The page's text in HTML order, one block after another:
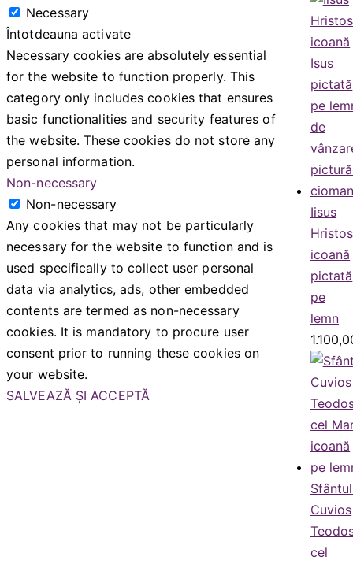
Iisus
Hristos
icoană
pictată
pe
lemn
Cuvios
cel
Necessary
Întotdeauna activate
Necessary cookies are absolutely essential
for the website to function properly. This
category only includes cookies that ensures
basic functionalities and security features of
the website. These cookies do not store any
personal information.
Non-necessary
Non-necessary
Any cookies that may not be particularly
necessary for the website to function and is
used specifically to collect user personal
data via analytics, ads, other embedded
contents are termed as non-necessary
cookies. It is mandatory to procure user
consent prior to running these cookies on
your website.
SALVEAZĂ ȘI ACCEPTĂ